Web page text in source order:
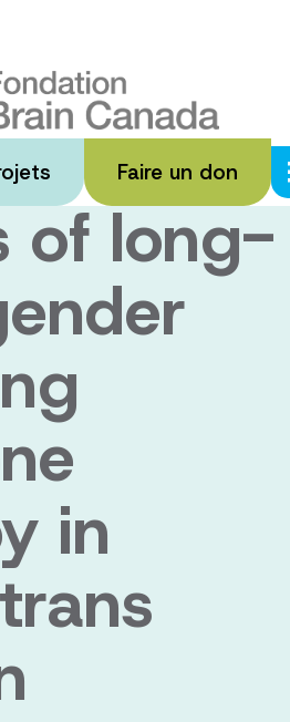
Faire un don
of long-
in